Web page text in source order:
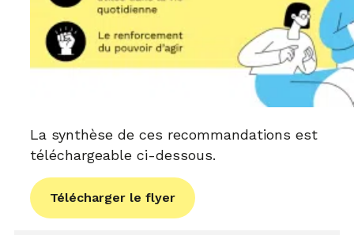
La synthèse de ces recommandations est
téléchargeable ci-dessous.
Télécharger le flyer